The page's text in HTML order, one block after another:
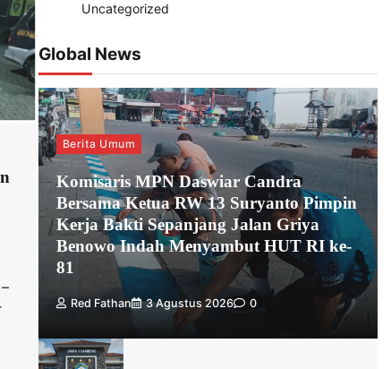
Uncategorized
Global News
Berita Umum
Komisaris MPN Daswiar Candra
Bersama Ketua RW 13 Suryanto Pimpin
Kerja Bakti Sepanjang Jalan Griya
Benowo Indah Menyambut HUT RI ke-
81
Red Fathan 3 Agustus 2026 0